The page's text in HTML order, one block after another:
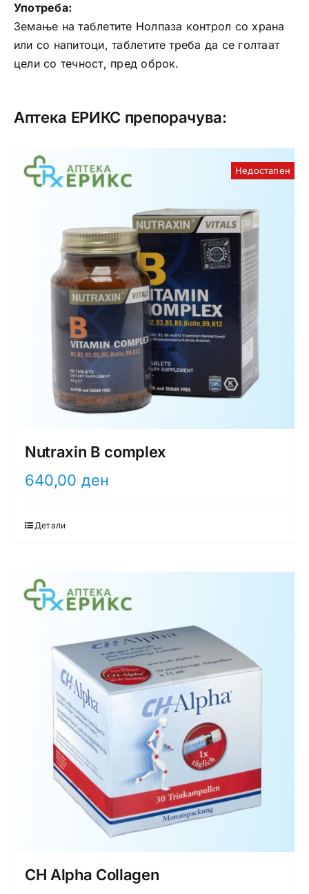
Употреба:
Земање на таблетите Нолпаза контрол со храна
или со напитоци, таблетите треба да се голтаат
цели со течност, пред оброк.
Аптека ЕРИКС препорачува:
Недостапен
Nutraxin B complex
640,00 ден
Детали
CH Alpha Collagen